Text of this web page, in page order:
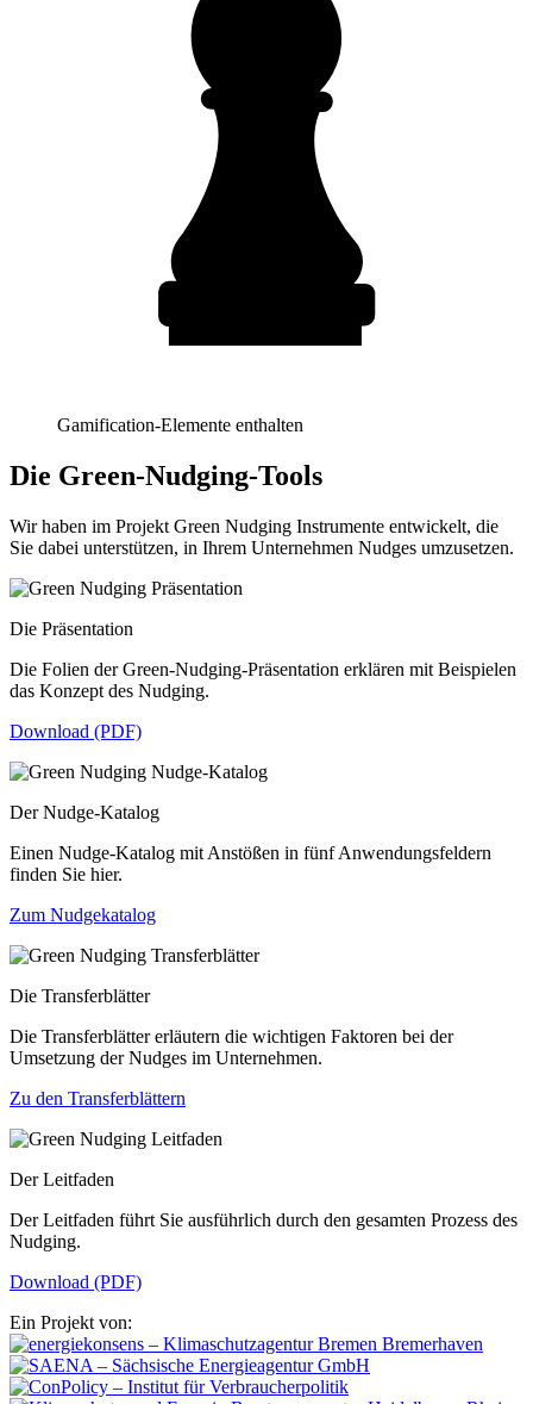
Gamification-Elemente enthalten
Die Green-Nudging-Tools
Wir haben im Projekt Green Nudging Instrumente entwickelt, die
Sie dabei unterstützen, in Ihrem Unternehmen Nudges umzusetzen.
Die Präsentation
Die Folien der Green-Nudging-Präsentation erklären mit Beispielen
das Konzept des Nudging.
Download (PDF)
Der Nudge-Katalog
Einen Nudge-Katalog mit Anstößen in fünf Anwendungsfeldern
finden Sie hier.
Zum Nudgekatalog
Die Transferblätter
Die Transferblätter erläutern die wichtigen Faktoren bei der
Umsetzung der Nudges im Unternehmen.
Zu den Transferblättern
Der Leitfaden
Der Leitfaden führt Sie ausführlich durch den gesamten Prozess des
Nudging.
Download (PDF)
Ein Projekt von: